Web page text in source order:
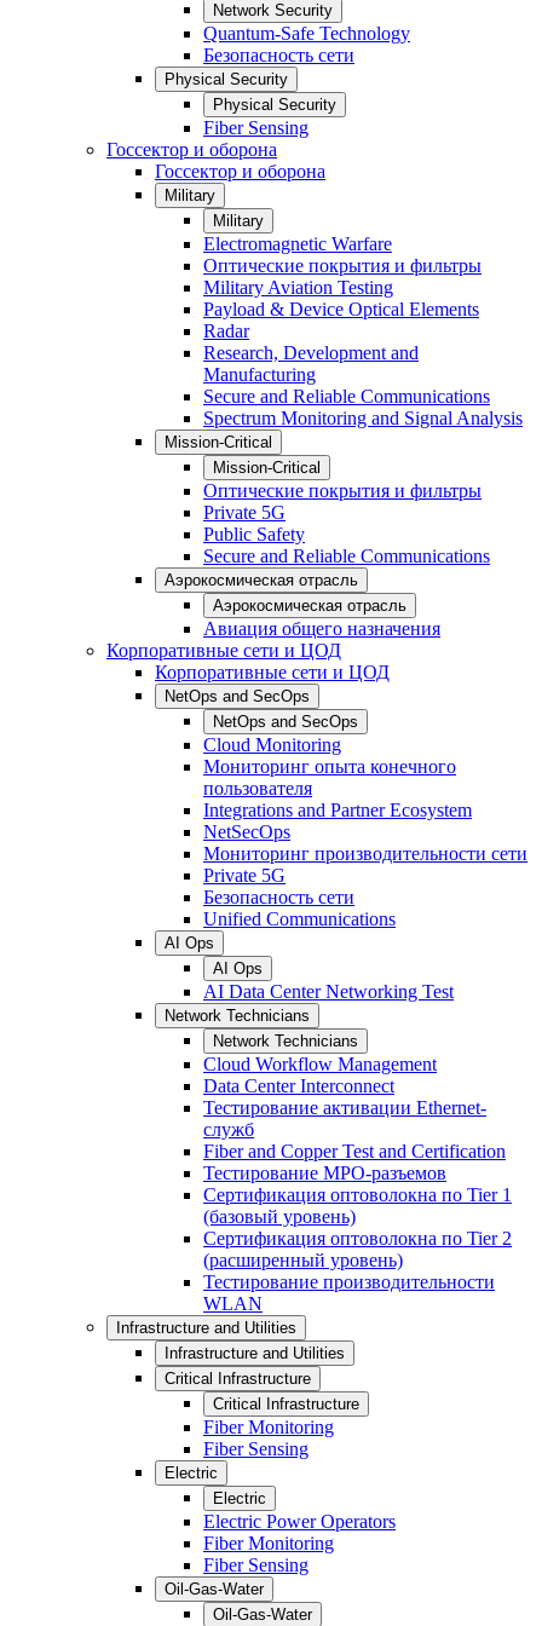
Network Security
Quantum-Safe Technology
Безопасность сети
Physical Security
Physical Security
Fiber Sensing
Госсектор и оборона
Госсектор и оборона
Military
Military
Electromagnetic Warfare
Оптические покрытия и фильтры
Military Aviation Testing
Payload & Device Optical Elements
Radar
Research, Development and
Manufacturing
Secure and Reliable Communications
Spectrum Monitoring and Signal Analysis
Mission-Critical
Mission-Critical
Оптические покрытия и фильтры
Private 5G
Public Safety
Secure and Reliable Communications
Аэрокосмическая отрасль
Аэрокосмическая отрасль
Авиация общего назначения
Корпоративные сети и ЦОД
Корпоративные сети и ЦОД
NetOps and SecOps
NetOps and SecOps
Cloud Monitoring
Мониторинг опыта конечного
пользователя
Integrations and Partner Ecosystem
NetSecOps
Мониторинг производительности сети
Private 5G
Безопасность сети
Unified Communications
AI Ops
AI Ops
AI Data Center Networking Test
Network Technicians
Network Technicians
Cloud Workflow Management
Data Center Interconnect
Тестирование активации Ethernet-
служб
Fiber and Copper Test and Certification
Тестирование МРО-разъемов
Сертификация оптоволокна по Tier 1
(базовый уровень)
Сертификация оптоволокна по Tier 2
(расширенный уровень)
Тестирование производительности
WLAN
Infrastructure and Utilities
Infrastructure and Utilities
Critical Infrastructure
Critical Infrastructure
Fiber Monitoring
Fiber Sensing
Electric
Electric
Electric Power Operators
Fiber Monitoring
Fiber Sensing
Oil-Gas-Water
Oil-Gas-Water